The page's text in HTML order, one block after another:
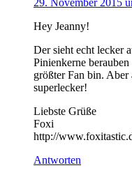
29. November 2015
Hey Jeanny!
Der sieht echt lecker
Pinienkerne
größter Fan bin. Aber
superlecker!
Liebste Grüße
Foxi
http://
Antworten